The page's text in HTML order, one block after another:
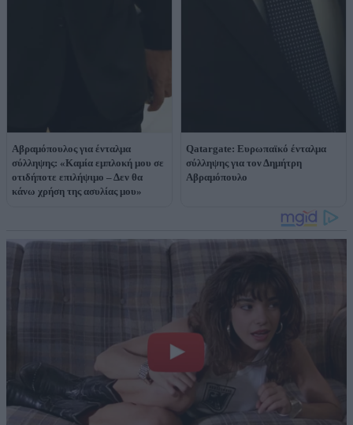
Αβραμόπουλος για ένταλμα
σύλληψης: «Καμία εμπλοκή μου σε
οτιδήποτε επιλήψιμο – Δεν θα
κάνω χρήση της ασυλίας μου»
Qatargate: Ευρωπαϊκό ένταλμα
σύλληψης για τον Δημήτρη
Αβραμόπουλο